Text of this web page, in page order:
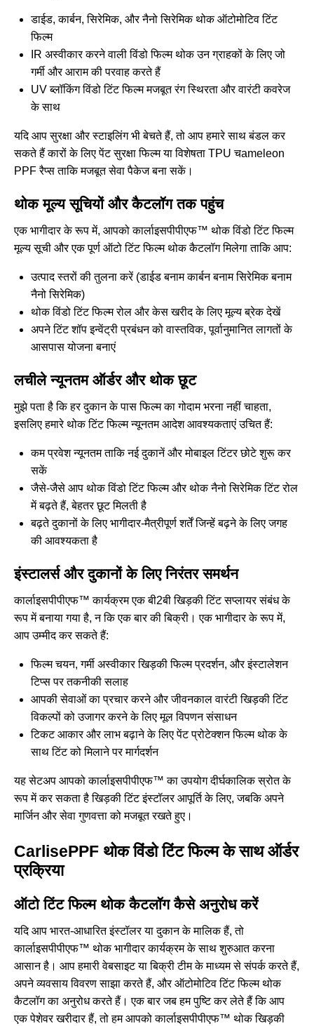
डाईड, कार्बन, सिरेमिक, और नैनो सिरेमिक थोक ऑटोमोटिव टिंट
फिल्म
IR अस्वीकार करने वाली विंडो फिल्म थोक उन ग्राहकों के लिए जो
गर्मी और आराम की परवाह करते हैं
UV ब्लॉकिंग विंडो टिंट फिल्म मजबूत रंग स्थिरता और वारंटी कवरेज
के साथ
यदि आप सुरक्षा और स्टाइलिंग भी बेचते हैं, तो आप हमारे साथ बंडल कर
सकते हैंकारों के लिए पेंट सुरक्षा फिल्मया विशेषता TPU चameleon
PPF रैप्सताकि मजबूत सेवा पैकेज बना सकें।
थोक मूल्य सूचियों और कैटलॉग तक पहुंच
एक भागीदार के रूप में, आपको कार्लाइसपीपीएफ™ थोक विंडो टिंट फिल्म
मूल्य सूची और एक पूर्ण ऑटो टिंट फिल्म थोक कैटलॉग मिलेगा ताकि आप:
उत्पाद स्तरों की तुलना करें (डाईड बनाम कार्बन बनाम सिरेमिक बनाम
नैनो सिरेमिक)
थोक विंडो टिंट फिल्म रोल और केस खरीद के लिए मूल्य ब्रेक देखें
अपने टिंट शॉप इन्वेंट्री प्रबंधन को वास्तविक, पूर्वानुमानित लागतों के
आसपास योजना बनाएं
लचीले न्यूनतम ऑर्डर और थोक छूट
मुझे पता है कि हर दुकान के पास फिल्म का गोदाम भरना नहीं चाहता,
इसलिए हमारे थोक टिंट फिल्म न्यूनतम आदेश आवश्यकताएं उचित हैं:
कम प्रवेश न्यूनतम ताकि नई दुकानें और मोबाइल टिंटर छोटे शुरू कर
सकें
जैसे-जैसे आप थोक विंडो टिंट फिल्म और थोक नैनो सिरेमिक टिंट रोल
में बढ़ते हैं, बेहतर छूट मिलती है
बढ़ते दुकानों के लिए भागीदार-मैत्रीपूर्ण शर्तें जिन्हें बढ़ने के लिए जगह
की आवश्यकता है
इंस्टालर्स और दुकानों के लिए निरंतर समर्थन
कार्लाइसपीपीएफ™ कार्यक्रम एक बी2बी खिड़की टिंट सप्लायर संबंध के
रूप में बनाया गया है, न कि एक बार की बिक्री। एक भागीदार के रूप में,
आप उम्मीद कर सकते हैं:
फिल्म चयन, गर्मी अस्वीकार खिड़की फिल्म प्रदर्शन, और इंस्टालेशन
टिप्स पर तकनीकी सलाह
आपकी सेवाओं का प्रचार करने और जीवनकाल वारंटी खिड़की टिंट
विकल्पों को उजागर करने के लिए मूल विपणन संसाधन
टिकट आकार और लाभ बढ़ाने के लिए पेंट प्रोटेक्शन फिल्म थोक के
साथ टिंट को मिलाने पर मार्गदर्शन
यह सेटअप आपको कार्लाइसपीपीएफ™ का उपयोग दीर्घकालिक स्रोत के
रूप में कर सकता है खिड़की टिंट इंस्टॉलर आपूर्ति के लिए, जबकि अपने
मार्जिन और सेवा गुणवत्ता को मजबूत रखते हुए।
CarlisePPF थोक विंडो टिंट फिल्म के साथ ऑर्डर
प्रक्रिया
ऑटो टिंट फिल्म थोक कैटलॉग कैसे अनुरोध करें
यदि आप भारत-आधारित इंस्टॉलर या दुकान के मालिक हैं, तो
कार्लाइसपीपीएफ™ थोक भागीदार कार्यक्रम के साथ शुरुआत करना
आसान है। आप हमारी वेबसाइट या बिक्री टीम के माध्यम से संपर्क करते हैं,
अपने व्यवसाय विवरण साझा करते हैं, और ऑटोमोटिव टिंट फिल्म थोक
कैटलॉग का अनुरोध करते हैं। एक बार जब हम पुष्टि कर लेते हैं कि आप
एक पेशेवर खरीदार हैं, तो हम आपको कार्लाइसपीपीएफ™ थोक खिड़की